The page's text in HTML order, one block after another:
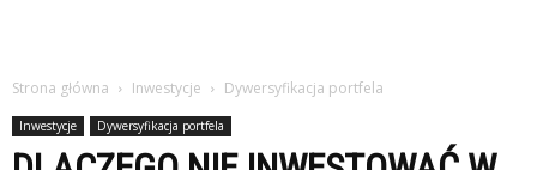
Strona główna Inwestycje Dywersyfikacja portfela
Inwestycje Dywersyfikacja portfela